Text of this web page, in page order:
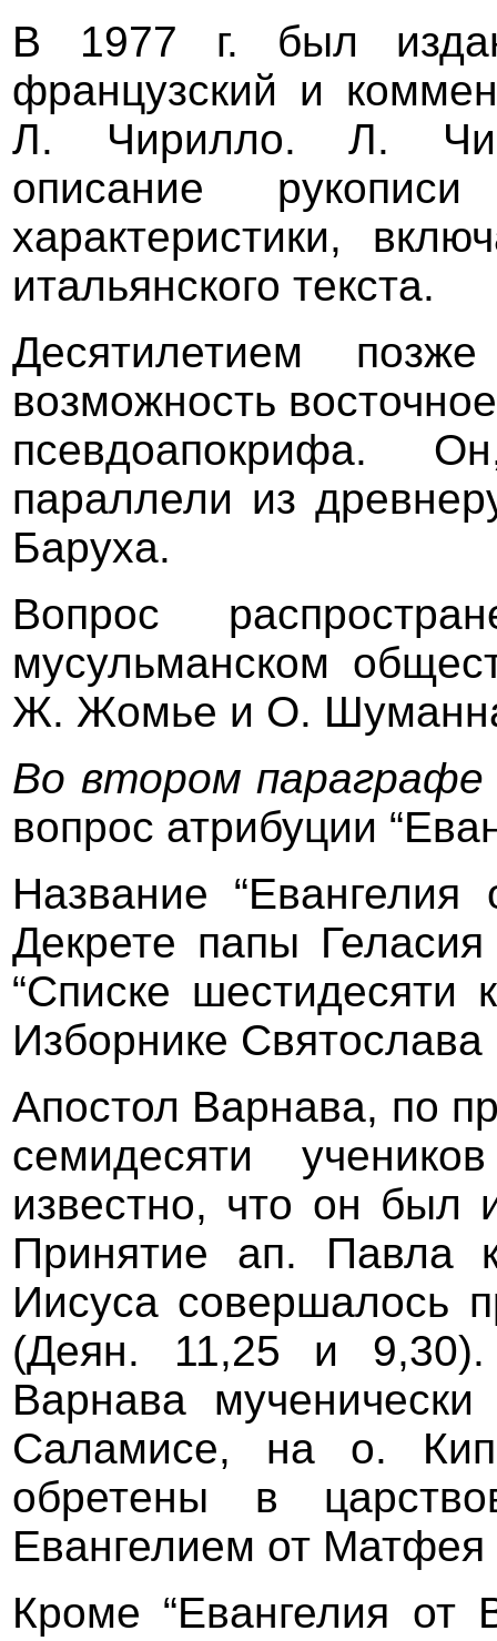
В 1977 г. был
французский и
Л. Чирилло. Л.
описание
характеристики,
итальянского текста.
Десятилетием
возможность
псевдоапокрифа.
параллели из
Баруха.
Вопрос
мусульманском
Ж. Жомье и О.
Во втором параграфе
вопрос атрибуции
Название
Декрете папы
“Списке шестидесяти
Изборнике Святослава
Апостол Варнава, по
семидесяти
известно, что он был
Принятие ап. Павла
Иисуса совершалось
(Деян. 11,25 и
Варнава
Саламисе, на о.
обретены в
Евангелием от Матфея
Кроме “Евангелия от